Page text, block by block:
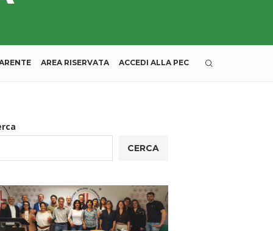
AREA RISERVATA ACCEDI ALLA PEC
CERCA